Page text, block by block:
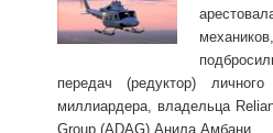
передач (редуктор) личного
миллиардера, владельца
Group (ADAG) Анила Амбани.